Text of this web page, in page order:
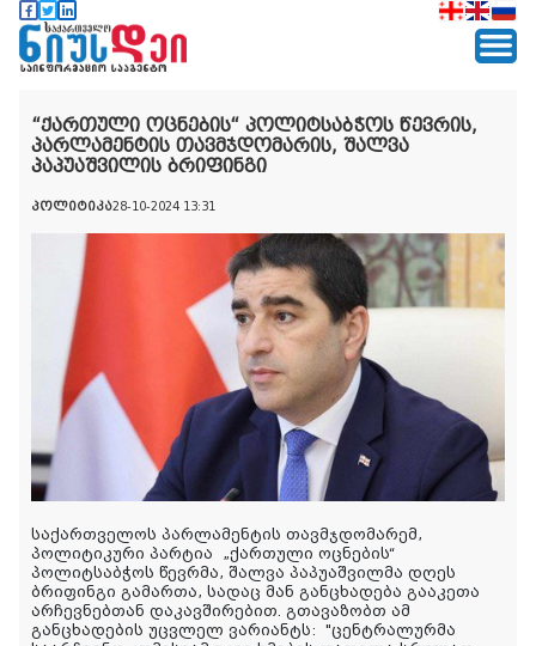
“ქართული ოცნების“ პოლიტსაბჭოს წევრის,
პარლამენტის თავმჯდომარის, შალვა
პაპუაშვილის ბრიფინგი
პოლიტიკა28-10-2024 13:31
საქართველოს პარლამენტის თავმჯდომარემ,
პოლიტიკური პარტია „ქართული ოცნების“
პოლიტსაბჭოს წევრმა, შალვა პაპუაშვილმა დღეს
ბრიფინგი გამართა, სადაც მან განცხადება გააკეთა
არჩევნებთან დაკავშირებით. გთავაზობთ ამ
განცხადების უცვლელ ვარიანტს: "ცენტრალურმა